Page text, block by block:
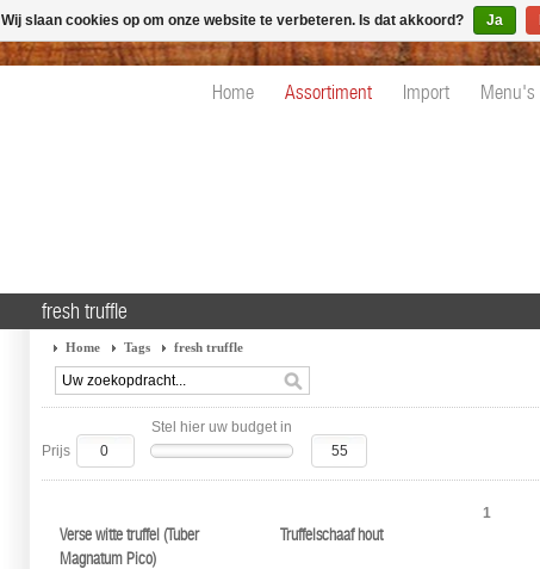
Home Assortiment Import Menu's
fresh truffle
Home Tags fresh truffle
Stel hier uw budget in
Prijs
Verse witte truffel (Tuber
Magnatum Pico)
Truffelschaaf hout
1
Wij slaan cookies op om onze website te verbeteren. Is dat akkoord? Ja